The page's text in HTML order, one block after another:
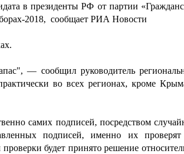
в президенты РФ от партии
2018, сообщает РИА Новости
— сообщил руководитель
во всех регионах, кроме
самих подписей, посредством
подписей, именно их
будет принято решение